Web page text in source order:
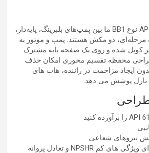
پمپ‌های پایه API 610 نوع BB1 ما بین پمپ‌های بلبرینگ، پایه‌دار،
دو مکش هستند. پمپ و موتور به
کوپل شده و روی یک صفحه پایه مشترک
محفظه تقسیم محوری امکان حذف
ایجاد مزاحمت در راننده، هاب های
نازل پوشش می دهد.
نیروهای شعاعی
مکش دوگانه برای ویژگی های کم NPSHR و تعادل پروانه